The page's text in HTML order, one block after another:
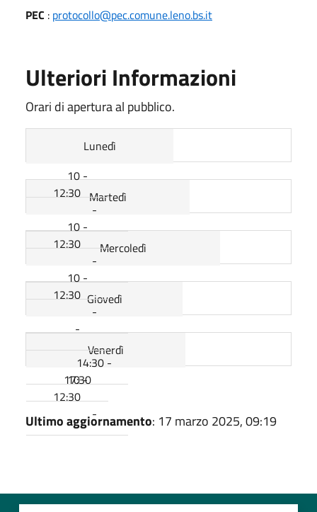
PEC : protocollo@pec.comune.leno.bs.it
Ulteriori Informazioni
Orari di apertura al pubblico.
Lunedì
10 -
12:30
-
Martedì
10 -
12:30
-
Mercoledì
10 -
12:30
-
Giovedì
-
14:30 -
17:30
Venerdì
10 -
12:30
-
Ultimo aggiornamento: 17 marzo 2025, 09:19